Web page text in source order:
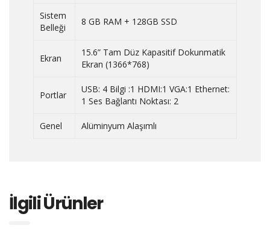
Sistem
Belleği
8 GB RAM + 128GB SSD
Ekran
15.6” Tam Düz Kapasitif Dokunmatik
Ekran (1366*768)
Portlar
USB: 4 Bilgi :1 HDMI:1 VGA:1 Ethernet:
1 Ses Bağlantı Noktası: 2
Genel Alüminyum Alaşımlı
İlgili Ürünler